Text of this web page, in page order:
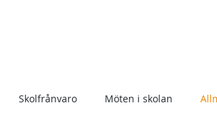
Skolfrånvaro Möten i skolan